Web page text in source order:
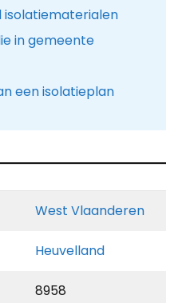
in gemeente
een isolatieplan
West Vlaanderen
Heuvelland
8958